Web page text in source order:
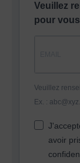
Veuillez
pour
Veuillez
Ex. :
avoir